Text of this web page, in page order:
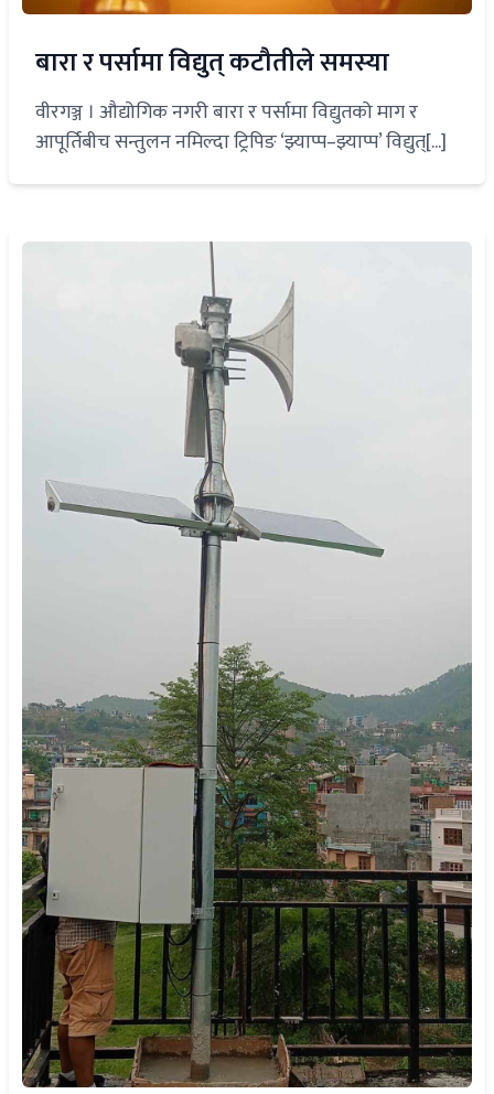
बारा र पर्सामा विद्युत् कटौतीले समस्या
वीरगञ्ज । औद्योगिक नगरी बारा र पर्सामा विद्युतको माग र
आपूर्तिबीच सन्तुलन नमिल्दा ट्रिपिङ ‘झ्याप्प–झ्याप्प’ विद्युत्[...]